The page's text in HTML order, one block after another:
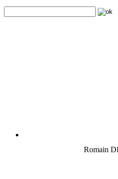
Romain